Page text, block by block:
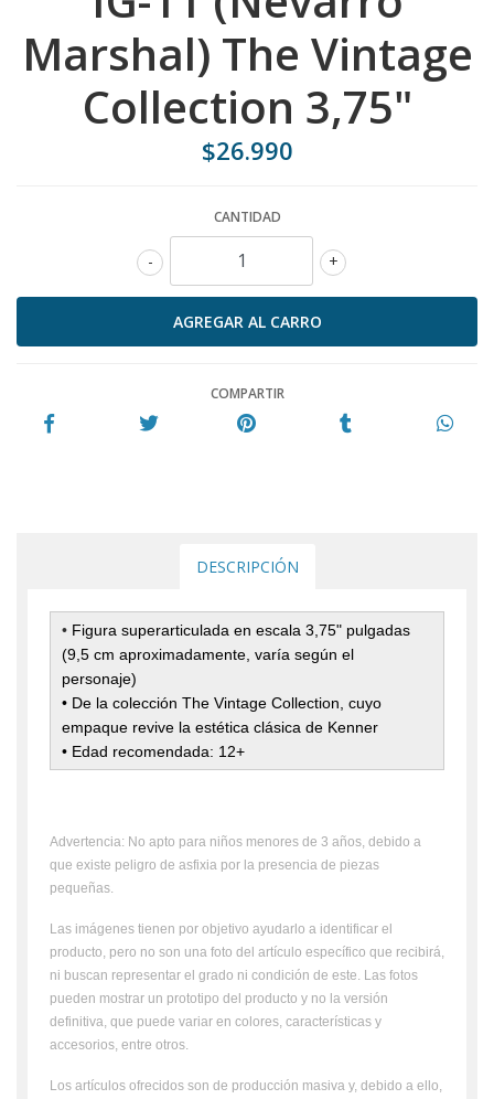
Marshal) The Vintage
Collection 3,75"
$26.990
CANTIDAD
+
-
COMPARTIR
DESCRIPCIÓN
• Figura superarticulada en escala 3,75" pulgadas
(9,5 cm aproximadamente, varía según el
personaje)
• De la colección The Vintage Collection, cuyo
empaque revive la estética clásica de Kenner
• Edad recomendada: 12+
Advertencia: No apto para niños menores de 3 años, debido a
que existe peligro de asfixia por la presencia de piezas
pequeñas.
Las imágenes tienen por objetivo ayudarlo a identificar el
producto, pero no son una foto del artículo específico que recibirá,
ni buscan representar el grado ni condición de este. Las fotos
pueden mostrar un prototipo del producto y no la versión
definitiva, que puede variar en colores, características y
accesorios, entre otros.
Los artículos ofrecidos son de producción masiva y, debido a ello,